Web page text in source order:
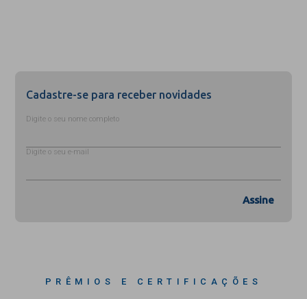
Cadastre-se para receber novidades
Digite o seu nome completo
Digite o seu e-mail
Assine
PRÊMIOS E CERTIFICAÇÕES